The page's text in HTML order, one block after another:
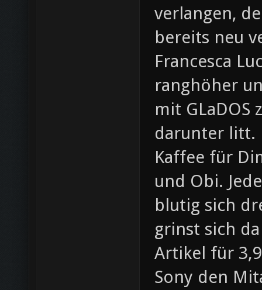
verlangen,
bereits neu
Francesca
ranghöher
mit GLaDOS
darunter litt.
Kaffee für
und Obi.
blutig sich
grinst sich
Artikel für
Sony den